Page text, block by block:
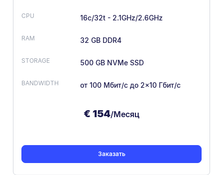
16c/32t - 2.1GHz/2.6GHz
32 GB DDR4
500 GB NVMe SSD
от 100 Мбит/с до 2×10 Гбит/с
€ 154/Месяц
Заказать